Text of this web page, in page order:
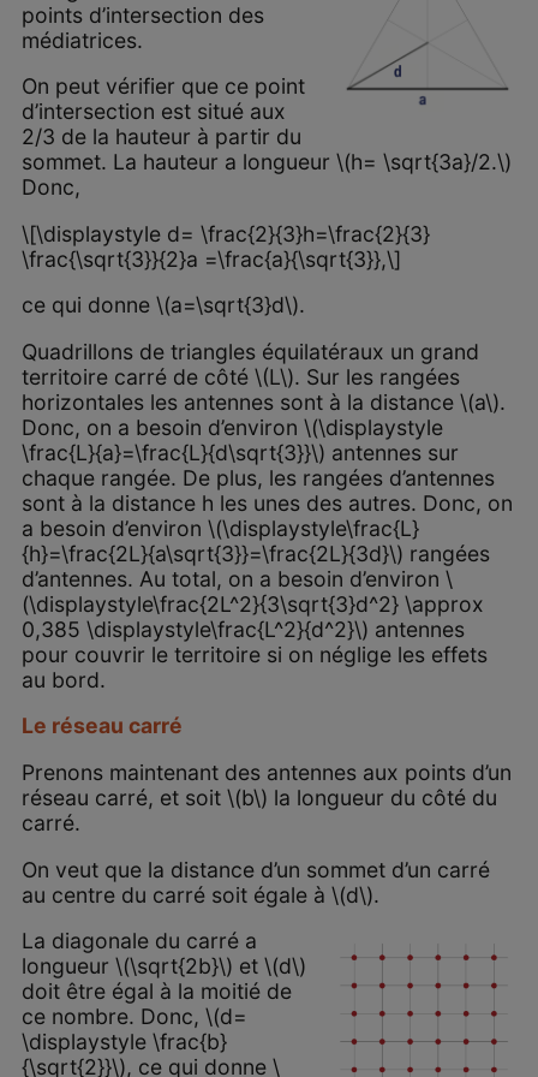
points d’intersection des
médiatrices.
On peut vérifier que ce point
d’intersection est situé aux
2/3 de la hauteur à partir du
sommet. La hauteur a longueur \(h= \sqrt{3a}/2.\)
Donc,
\[\displaystyle d= \frac{2}{3}h=\frac{2}{3}
\frac{\sqrt{3}}{2}a =\frac{a}{\sqrt{3}},\]
ce qui donne \(a=\sqrt{3}d\).
Quadrillons de triangles équilatéraux un grand
territoire carré de côté \(L\). Sur les rangées
horizontales les antennes sont à la distance \(a\).
Donc, on a besoin d’environ \(\displaystyle
\frac{L}{a}=\frac{L}{d\sqrt{3}}\) antennes sur
chaque rangée. De plus, les rangées d’antennes
sont à la distance h les unes des autres. Donc, on
a besoin d’environ \(\displaystyle\frac{L}
{h}=\frac{2L}{a\sqrt{3}}=\frac{2L}{3d}\) rangées
d’antennes. Au total, on a besoin d’environ \
(\displaystyle\frac{2L^2}{3\sqrt{3}d^2} \approx
0,385 \displaystyle\frac{L^2}{d^2}\) antennes
pour couvrir le territoire si on néglige les effets
au bord.
Le réseau carré
Prenons maintenant des antennes aux points d’un
réseau carré, et soit \(b\) la longueur du côté du
carré.
On veut que la distance d’un sommet d’un carré
au centre du carré soit égale à \(d\).
La diagonale du carré a
longueur \(\sqrt{2b}\) et \(d\)
doit être égal à la moitié de
ce nombre. Donc, \(d=
\displaystyle \frac{b}
{\sqrt{2}}\), ce qui donne \